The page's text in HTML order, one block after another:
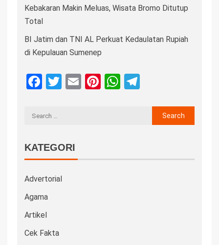
Kebakaran Makin Meluas, Wisata Bromo Ditutup
Total
BI Jatim dan TNI AL Perkuat Kedaulatan Rupiah
di Kepulauan Sumenep
Facebook
Twitter
EmailPinterest
WhatsApp
KATEGORI
Advertorial
Agama
Artikel
Cek Fakta